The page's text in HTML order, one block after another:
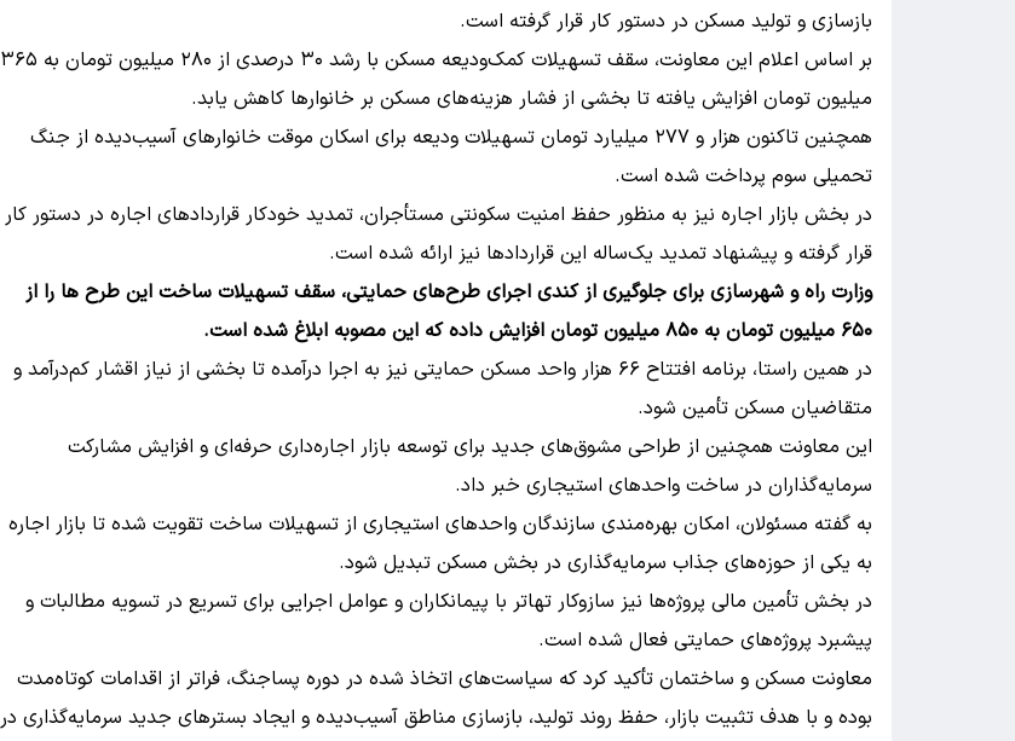
بازسازی و تولید مسکن در دستور کار قرار گرفته است.
بر اساس اعلام این معاونت، سقف تسهیلات کمک‌ودیعه مسکن با رشد ۳۰ درصدی از ۲۸۰ میلیون تومان به ۳۶۵
میلیون تومان افزایش یافته تا بخشی از فشار هزینه‌های مسکن بر خانوارها کاهش یابد.
همچنین تاکنون هزار و ۲۷۷ میلیارد تومان تسهیلات ودیعه برای اسکان موقت خانوارهای آسیب‌دیده از جنگ
تحمیلی سوم پرداخت شده است.
در بخش بازار اجاره نیز به منظور حفظ امنیت سکونتی مستأجران، تمدید خودکار قراردادهای اجاره در دستور کار
قرار گرفته و پیشنهاد تمدید یک‌ساله این قراردادها نیز ارائه شده است.
وزارت راه و شهرسازی برای جلوگیری از کندی اجرای طرح‌های حمایتی، سقف تسهیلات ساخت این طرح ها را از
۶۵۰ میلیون تومان به ۸۵۰ میلیون تومان افزایش داده که این مصوبه ابلاغ شده است.
در همین راستا، برنامه افتتاح ۶۶ هزار واحد مسکن حمایتی نیز به اجرا درآمده تا بخشی از نیاز اقشار کم‌درآمد و
متقاضیان مسکن تأمین شود.
این معاونت همچنین از طراحی مشوق‌های جدید برای توسعه بازار اجاره‌داری حرفه‌ای و افزایش مشارکت
سرمایه‌گذاران در ساخت واحدهای استیجاری خبر داد.
به گفته مسئولان، امکان بهره‌مندی سازندگان واحدهای استیجاری از تسهیلات ساخت تقویت شده تا بازار اجاره
به یکی از حوزه‌های جذاب سرمایه‌گذاری در بخش مسکن تبدیل شود.
در بخش تأمین مالی پروژه‌ها نیز سازوکار تهاتر با پیمانکاران و عوامل اجرایی برای تسریع در تسویه مطالبات و
پیشبرد پروژه‌های حمایتی فعال شده است.
معاونت مسکن و ساختمان تأکید کرد که سیاست‌های اتخاذ شده در دوره پساجنگ، فراتر از اقدامات کوتاه‌مدت
بوده و با هدف تثبیت بازار، حفظ روند تولید، بازسازی مناطق آسیب‌دیده و ایجاد بسترهای جدید سرمایه‌گذاری در